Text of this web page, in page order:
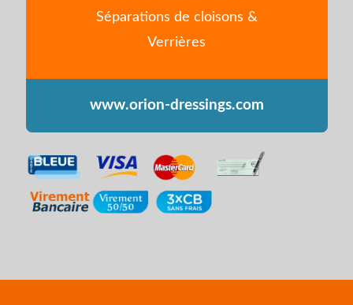
Séparations de cloisons &
Verrières
www.orion-dressings.com